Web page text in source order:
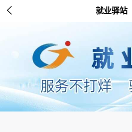
 就业驿站